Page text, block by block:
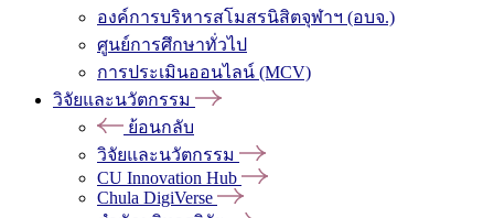
องค์การบริหารสโมสรนิสิตจุฬาฯ (อบจ.)
ศูนย์การศึกษาทั่วไป
การประเมินออนไลน์ (MCV)
วิจัยและนวัตกรรม
ย้อนกลับ
วิจัยและนวัตกรรม
CU Innovation Hub
Chula DigiVerse